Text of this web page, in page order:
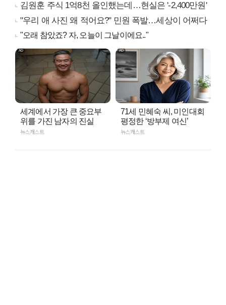
김원훈 주식 1억8천 올인했는데…현실은 '-2,400만원'
"우리 애 사진 왜 적어요?" 민원 폭발…세상이 어쩌다
"오래 참았죠? 자, 오늘이 그날이에요.."
세계에서 가장 큰 중요부
위를 가진 남자의 진실
뉴스캐스트
71세 민혜숙 씨, 미인대회
평정한 ‘방부제 여신’
뉴스캐스트